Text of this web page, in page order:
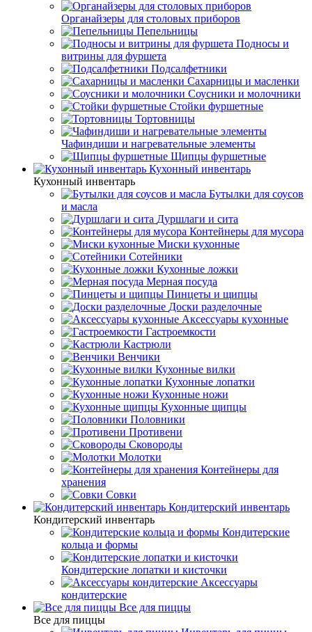
Органайзеры для столовых приборов
Пепельницы
Подносы и
витрины для фуршета
Подсалфетники
Сахарницы и масленки
Соусники и молочники
Стойки фуршетные
Тортовницы
Чафиндиши и нагревательные элементы
Щипцы фуршетные
Кухонный инвентарь
Кухонный инвентарь
Бутылки для соусов
и масла
Дуршлаги и сита
Контейнеры для мусора
Миски кухонные
Сотейники
Кухонные ложки
Мерная посуда
Пинцеты и щипцы
Доски разделочные
Аксессуары кухонные
Гастроемкости
Кастрюли
Венчики
Кухонные вилки
Кухонные лопатки
Кухонные ножи
Кухонные щипцы
Половники
Противени
Сковороды
Молотки
Контейнеры для
хранения
Совки
Кондитерский инвентарь
Кондитерский инвентарь
Кондитерские
кольца и формы
Кондитерские лопатки и кисточки
Аксессуары
кондитерские
Все для пиццы
Все для пиццы